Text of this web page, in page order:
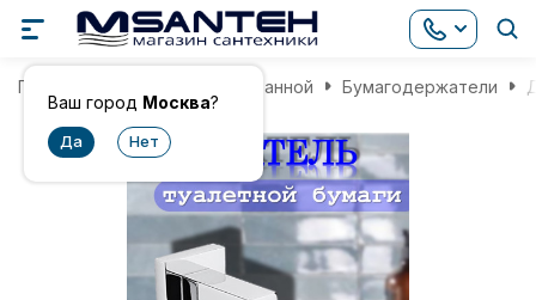
Ваш город Москва?
Главная Аксессуары для ванной Бумагодержатели